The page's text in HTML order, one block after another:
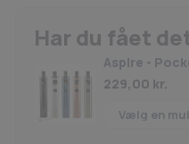
Har du fået
Aspire -
229,00 kr.